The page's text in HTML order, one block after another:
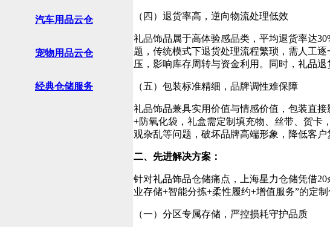
汽车用品云仓
宠物用品云仓
经典仓储服务
（四）退货率高，逆向物流处理低效
礼品饰品属于高体验感品类，平均退货率达
题，传统模式下退货处理流程繁琐，需人工
压，影响库存周转与资金利用。同时，礼品
（五）包装标准精细，品牌调性难保障
礼品饰品兼具实用价值与情感价值，包装直
+防氧化袋，礼盒需定制填充物、丝带、贺卡
观杂乱等问题，破坏品牌高端形象，降低客户
二、先进解决方案：
针对礼品饰品仓储痛点，上海星力仓储凭借
业存储+智能分拣+柔性履约+增值服务”的定
（一）分区专属存储，严控损耗守护品质